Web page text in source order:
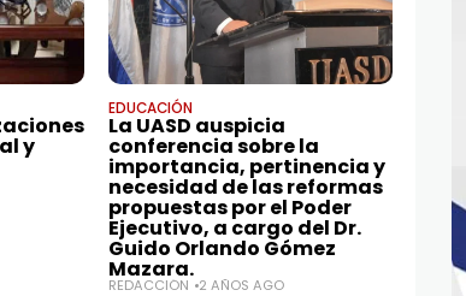
y
EDUCACIÓN
La UASD auspicia
conferencia sobre la
importancia, pertinencia y
necesidad de las reformas
propuestas por el Poder
Ejecutivo, a cargo del Dr.
Guido Orlando Gómez
Mazara.
REDACCIÓN 2 AÑOS AGO